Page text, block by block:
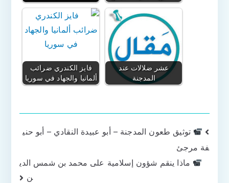
فايز الكندري ضرائب
ألمانيا والجهاد في سوريا
عشر ضلالات عند
المدجنة
تصفّح
المقالات
توثيق طعون المدجنة – أبو عبيدة النقادي – أبو حني
فة مرجئ
ماذا ينقم شؤون إسلامية على محمد بن شمس الدي
ن